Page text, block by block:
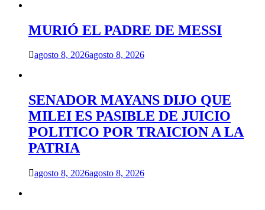
MURIÓ EL PADRE DE MESSI
agosto 8, 2026agosto 8, 2026
SENADOR MAYANS DIJO QUE
MILEI ES PASIBLE DE JUICIO
POLITICO POR TRAICION A LA
PATRIA
agosto 8, 2026agosto 8, 2026